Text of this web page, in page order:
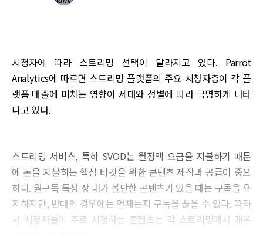
시청자에 따라 스트리밍 선택이 달라지고 있다. Parrot
Analytics에 따르면 스트리밍 플랫폼의 주요 시청자층이 각 플
랫폼 매출에 미치는 영향이 세대와 성별에 따라 극명하게 나타
나고 있다.
스트리밍 서비스, 특히 SVOD는 월정액 요금을 지불하기 때문
에 돈을 지불하는 핵심 타깃을 위한 콘텐츠 제작과 공급이 중요
하다. 월구독 특성 상 내가 볼만한 콘텐츠가 있을 때는 구독을 유
지하지만, 반대의 경우에는 언제든지 구독을 끊을 수 있다. 따라
서 시청자들이 주로 시청하는 콘텐츠는 각 스트리밍에서 매우